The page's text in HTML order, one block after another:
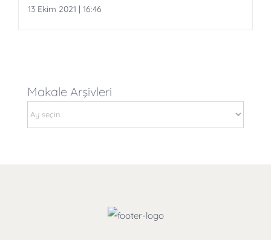
13 Ekim 2021 | 16:46
Makale Arşivleri
Arşivleri